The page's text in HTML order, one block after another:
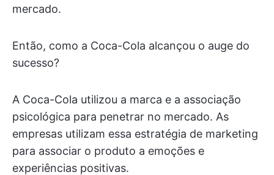
mercado.
Então, como a Coca-Cola alcançou o auge do
sucesso?
A Coca-Cola utilizou a marca e a associação
psicológica para penetrar no mercado. As
empresas utilizam essa estratégia de marketing
para associar o produto a emoções e
experiências positivas.